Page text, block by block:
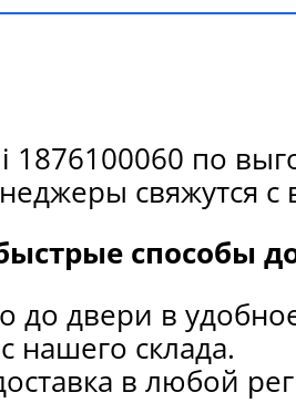
по
свяжутся с
способы
до двери в
нашего склада.
в любой